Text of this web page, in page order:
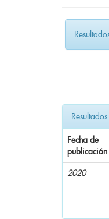
Fecha de
publicación
2020